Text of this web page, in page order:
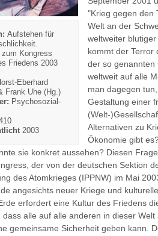
Aufstehen für
zum Kongress
Friedens 2003
Eberhard
Frank Uhe (Hg.)
Psychosozial-
2003
"Krieg gegen den
Welt an der
weltweiter
kommt der Terror
der so genannten
weltweit auf alle
man dagegen
Gestaltung einer
(Welt-
Alternativen zu
Ökonomie gibt
sie konkret aussehen? Diesen
der von der deutschen Sektion
des Atomkrieges (IPPNW) im Mai
angesichts neuer Kriege und
erfordert eine Kultur des Friedens
dass alle auf alle anderen in dieser
gemeinsame Sicherheit geben kann.